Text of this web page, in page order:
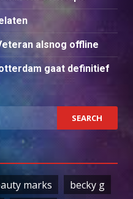
alsnog offline
gaat definitief
marks
becky g